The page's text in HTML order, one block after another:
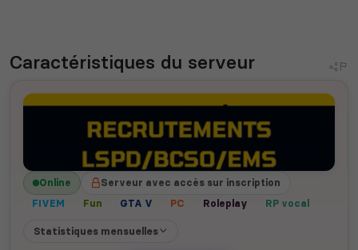
Caractéristiques du serveur
Online
Serveur avec accès sur inscription
FIVEM
Fun GTA V PC Roleplay RP vocal
Statistiques mensuelles